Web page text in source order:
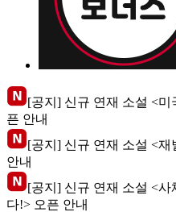
[공지] 신규 연재 소설 <미
픈 안내
[공지] 신규 연재 소설 <
안내
[공지] 신규 연재 소설 <
다!> 오픈 안내